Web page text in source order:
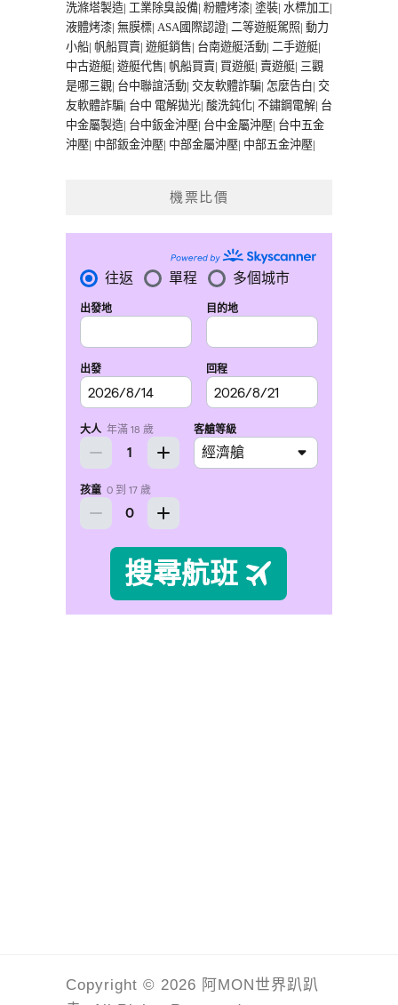
洗滌塔製造| 工業除臭設備| 粉體烤漆| 塗裝| 水標加工|
液體烤漆| 無膜標| ASA國際認證| 二等遊艇駕照| 動力
小船| 帆船買賣| 遊艇銷售| 台南遊艇活動| 二手遊艇|
中古遊艇| 遊艇代售| 帆船買賣| 買遊艇| 賣遊艇| 三觀
是哪三觀| 台中聯誼活動| 交友軟體詐騙| 怎麼告白| 交
友軟體詐騙| 台中 電解拋光| 酸洗鈍化| 不鏽鋼電解| 台
中金屬製造| 台中鈑金沖壓| 台中金屬沖壓| 台中五金
沖壓| 中部鈑金沖壓| 中部金屬沖壓| 中部五金沖壓|
機票比價
Copyright © 2026 阿MON世界趴趴